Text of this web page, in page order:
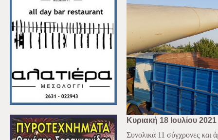
Κυριακή 18 Ιουλίου 2021
Συνολικά 11 σύγχρονες και